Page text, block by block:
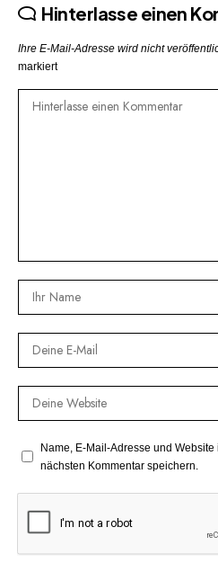
Hinterlasse einen
Ihre E-Mail-Adresse wird nicht
markiert
Name, E-Mail-Adresse und
nächsten Kommentar speichern.